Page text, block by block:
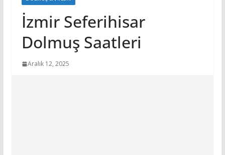
İzmir Seferihisar
Dolmuş Saatleri
Aralık 12, 2025